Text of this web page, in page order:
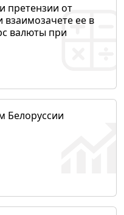
претензии от
взаимозачете ее в
валюты при
Белоруссии